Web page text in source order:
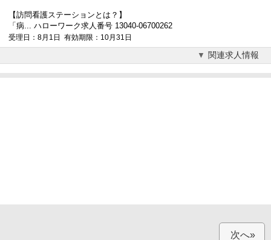
【訪問看護ステーションとは？】
「病... ハローワーク求人番号 13040-06700262
受理日：8月1日 有効期限：10月31日
関連求人情報
次へ»